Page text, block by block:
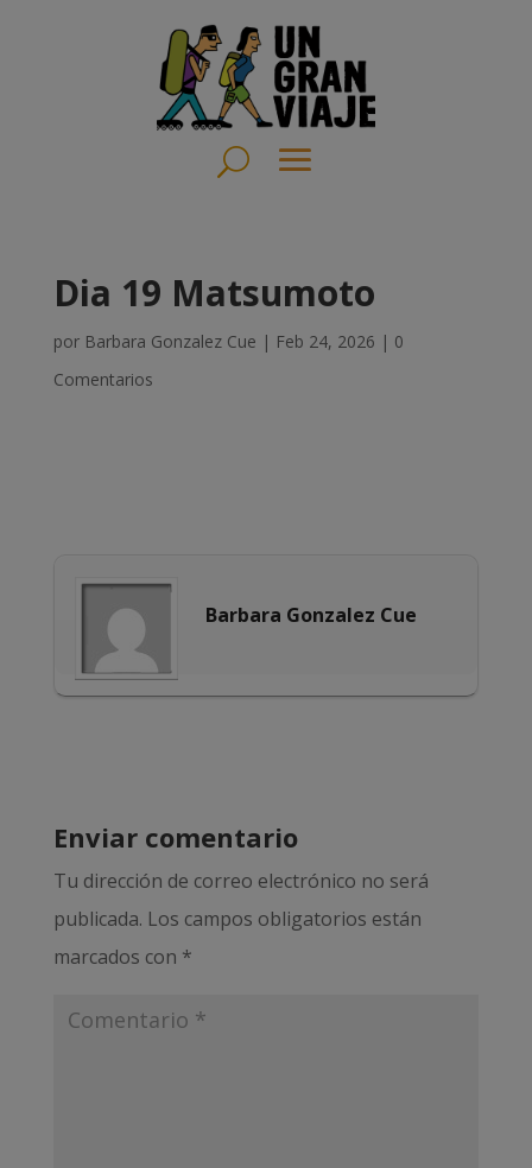
Dia 19 Matsumoto
por Barbara Gonzalez Cue | Feb 24, 2026 | 0
Comentarios
Barbara Gonzalez Cue
Enviar comentario
Tu dirección de correo electrónico no será
publicada. Los campos obligatorios están
marcados con *